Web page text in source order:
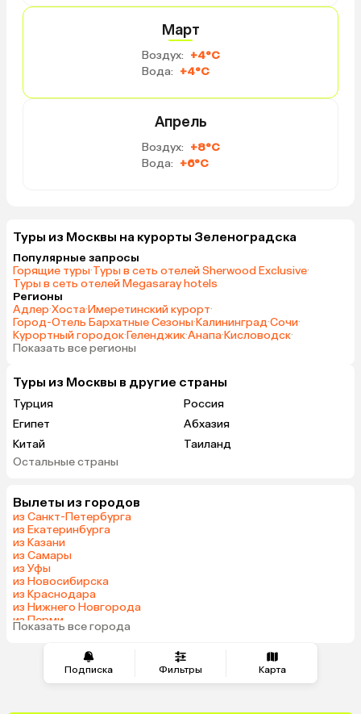
Подписка Фильтры Карта
Март
Воздух: +4°C
Вода: +4°C
Апрель
Воздух: +8°C
Вода: +6°C
Туры из Москвы на курорты Зеленоградска
Популярные запросы
Горящие туры·Туры в сеть отелей Sherwood Exclusive·
Туры в сеть отелей Megasaray hotels
Регионы
Адлер·Хоста·Имеретинский курорт·
Город-Отель Бархатные Сезоны·Калининград·Сочи·
Курортный городок·Геленджик·Анапа·Кисловодск·
Показать все регионы
Туры из Москвы в другие страны
Турция
Россия
Египет
Абхазия
Китай
Таиланд
Вьетнам
Грузия
Индонезия
Армения
Шри-Ланка
Азербайджан
Черногория
Япония
Сербия
Кипр
Южная Корея
Малайзия
Остальные страны
Вылеты из городов
из Санкт-Петербурга
из Екатеринбурга
из Казани
из Самары
из Уфы
из Новосибирска
из Краснодара
из Нижнего Новгорода
из Перми
из Сочи
Показать все города